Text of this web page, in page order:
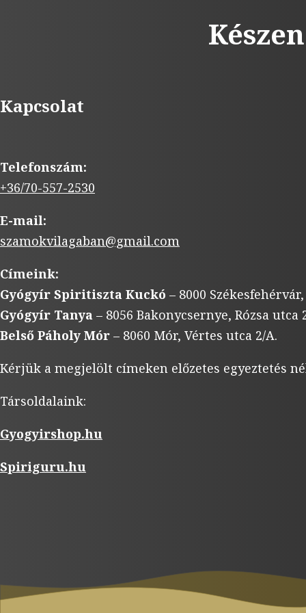
Kapcsolat
Telefonszám:
+36/70-557-2530
E-mail:
szamokvilagaban@gmail.com
Címeink:
Gyógyír Spiritiszta Kuckó – 8000
Gyógyír Tanya – 8056 Bakonycsernye, Rózsa utca
Belső Páholy Mór – 8060 Mór, Vértes utca 2/A.
Kérjük a megjelölt címeken előzetes egyeztetés
Társoldalaink:
Gyogyirshop.hu
Spiriguru.hu